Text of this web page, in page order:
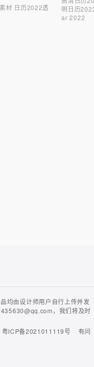
材 日历2022透
明日历
ar 2022
均由设计师用户自行上传并发
，我们将及时
粤ICP备2021011119号
有问